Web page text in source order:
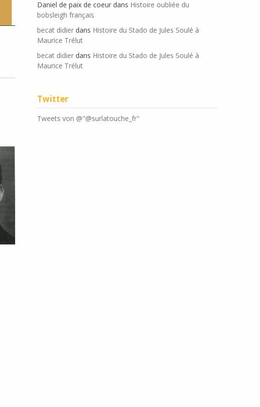
Daniel de paix de coeur dans Histoire oubliée du
bobsleigh français
becat didier dans Histoire du Stado de Jules Soulé à
Maurice Trélut
becat didier dans Histoire du Stado de Jules Soulé à
Maurice Trélut
Twitter
Tweets von @"@surlatouche_fr"